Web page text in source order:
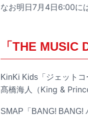
なお明日7月4日6:00に
「THE
KinKi Kids「ジェットコ
髙橋海人（King &
SMAP「BANG! BANG!